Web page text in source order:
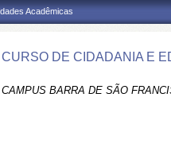
Acadêmicas
CURSO DE CIDADANIA E
CAMPUS BARRA DE SÃO